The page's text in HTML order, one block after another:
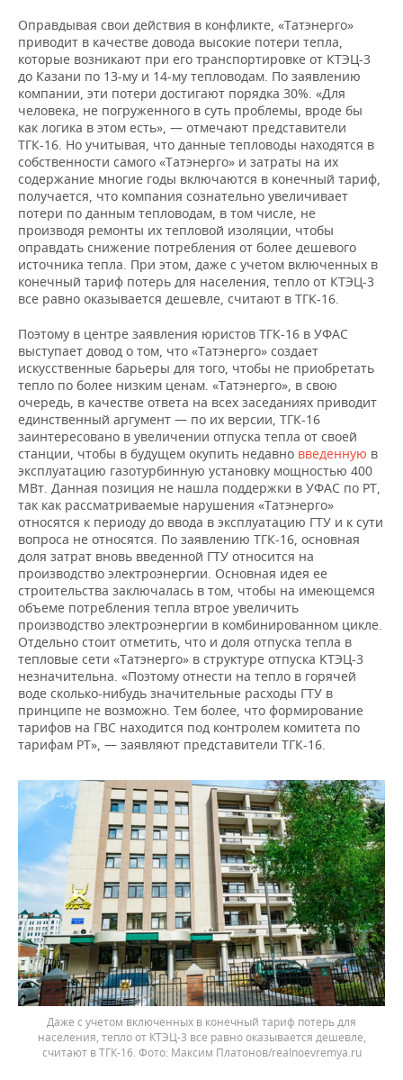
Оправдывая свои действия в конфликте, «Татэнерго»
приводит в качестве довода высокие потери тепла,
которые возникают при его транспортировке от КТЭЦ-3
до Казани по 13-му и 14-му тепловодам. По заявлению
компании, эти потери достигают порядка 30%. «Для
человека, не погруженного в суть проблемы, вроде бы
как логика в этом есть», — отмечают представители
ТГК-16. Но учитывая, что данные тепловоды находятся в
собственности самого «Татэнерго» и затраты на их
содержание многие годы включаются в конечный тариф,
получается, что компания сознательно увеличивает
потери по данным тепловодам, в том числе, не
производя ремонты их тепловой изоляции, чтобы
оправдать снижение потребления от более дешевого
источника тепла. При этом, даже с учетом включенных в
конечный тариф потерь для населения, тепло от КТЭЦ-3
все равно оказывается дешевле, считают в ТГК-16.
Поэтому в центре заявления юристов ТГК-16 в УФАС
выступает довод о том, что «Татэнерго» создает
искусственные барьеры для того, чтобы не приобретать
тепло по более низким ценам. «Татэнерго», в свою
очередь, в качестве ответа на всех заседаниях приводит
единственный аргумент — по их версии, ТГК-16
заинтересовано в увеличении отпуска тепла от своей
станции, чтобы в будущем окупить недавно введенную в
эксплуатацию газотурбинную установку мощностью 400
МВт. Данная позиция не нашла поддержки в УФАС по РТ,
так как рассматриваемые нарушения «Татэнерго»
относятся к периоду до ввода в эксплуатацию ГТУ и к сути
вопроса не относятся. По заявлению ТГК-16, основная
доля затрат вновь введенной ГТУ относится на
производство электроэнергии. Основная идея ее
строительства заключалась в том, чтобы на имеющемся
объеме потребления тепла втрое увеличить
производство электроэнергии в комбинированном цикле.
Отдельно стоит отметить, что и доля отпуска тепла в
тепловые сети «Татэнерго» в структуре отпуска КТЭЦ-3
незначительна. «Поэтому отнести на тепло в горячей
воде сколько-нибудь значительные расходы ГТУ в
принципе не возможно. Тем более, что формирование
тарифов на ГВС находится под контролем комитета по
тарифам РТ», — заявляют представители ТГК-16.
Даже с учетом включенных в конечный тариф потерь для
населения, тепло от КТЭЦ-3 все равно оказывается дешевле,
считают в ТГК-16.
Максим Платонов/realnoevremya.ru